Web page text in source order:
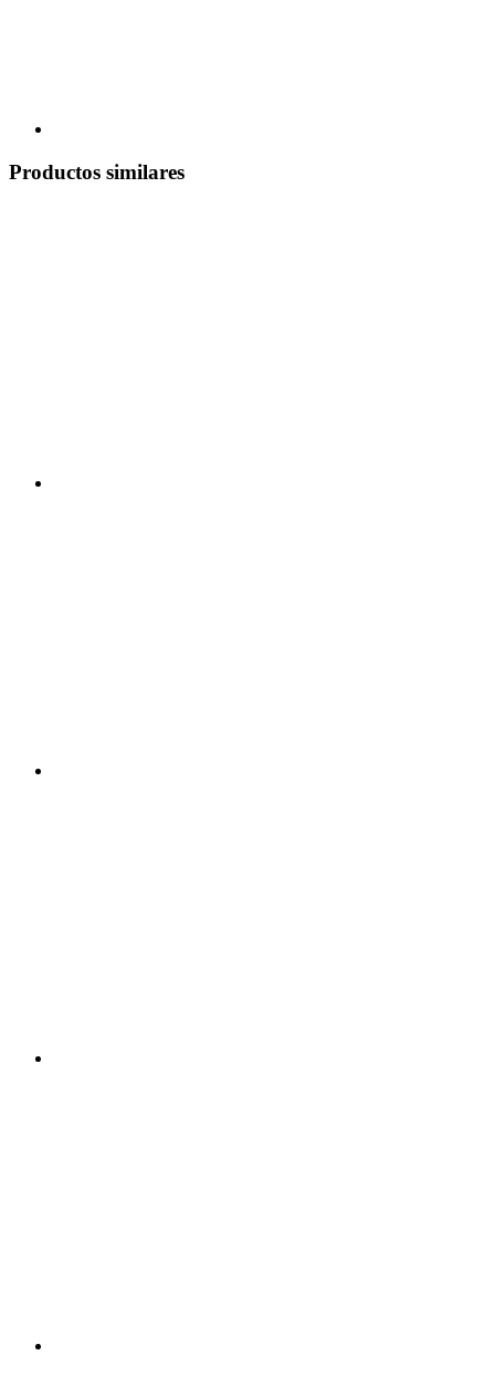
Productos similares